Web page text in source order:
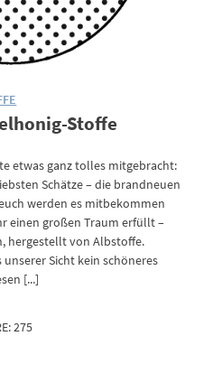
Stoffe
etwas ganz tolles mitgebracht:
Schätze – die brandneuen
werden es mitbekommen
einen großen Traum erfüllt –
hergestellt von Albstoffe.
Sicht kein schöneres
[...]
275